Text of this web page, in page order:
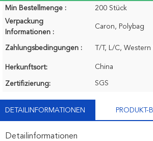
Min Bestellmenge : 200 Stück
Verpackung
Informationen :
Caron, Polybag
Zahlungsbedingungen :
Herkunftsort: China
Zertifizierung: SGS
DETAILINFORMATIONEN PRODUKT-
Detailinformationen